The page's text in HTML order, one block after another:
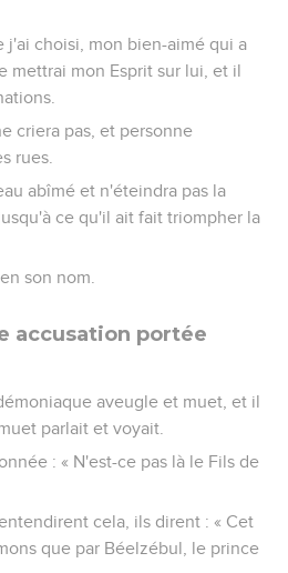
j'ai choisi, mon bien-aimé qui a
mettrai mon Esprit sur lui, et il
criera pas, et personne
rues.
abîmé et n'éteindra pas la
ce qu'il ait fait triompher la
son nom.
accusation portée
aveugle et muet, et il
parlait et voyait.
: « N'est-ce pas là le Fils de
cela, ils dirent : « Cet
que par Béelzébul, le prince